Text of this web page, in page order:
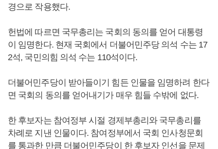
경으로 작용했다.
헌법에 따르면 국무총리는 국회의 동의를 얻어 대통령
이 임명한다. 현재 국회에서 더불어민주당 의석 수는 17
2석, 국민의힘 의석 수는 110석이다.
더불어민주당이 받아들이기 힘든 인물을 임명하려 한다
면 국회의 동의를 얻어내기가 매우 힘들 수밖에 없다.
한 후보자는 참여정부 시절 경제부총리와 국무총리를
차례로 지낸 인물이다. 참여정부에서 국회 인사청문회
를 통과한 만큼 더불어민주당이 한 후보자 인선을 문제